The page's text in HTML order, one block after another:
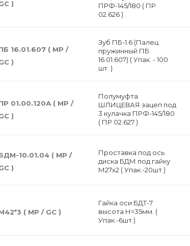
)
ПРФ-145/180 ( ПР
02.626 )
16.01.607 ( MP /
)
Зуб ПБ-1.6 (Палец
пружинный ПБ
16.01.607) ( Упак. - 100
шт. )
01.00.120А ( МР /
)
Полумуфта
ШЛИЦЕВАЯ зацеп под
3 кулачка ПРФ-145/180
( ПР 02.627 )
10.01.04 ( МP /
)
Проставка под ось
диска БДМ под гайку
М27х2 ( Упак.-20шт.)
( МP / GC )
Гайка оси БДТ-7
высота Н=35мм. (
Упак.-6шт.)